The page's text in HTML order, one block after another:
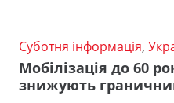
Суботня інформація,
Мобілізація до 60
знижують